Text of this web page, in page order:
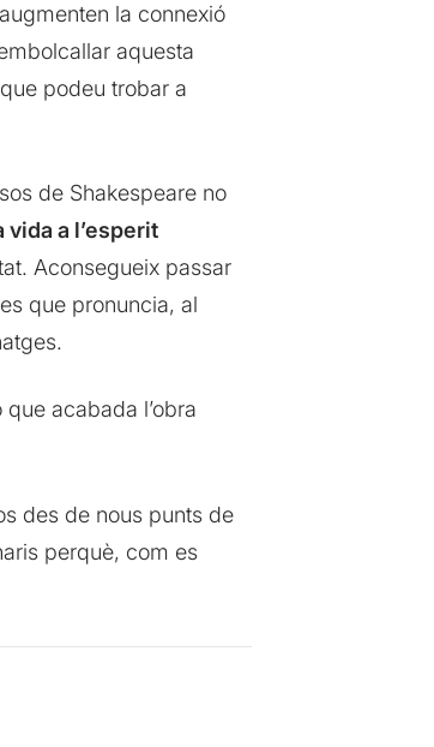
la connexió
aquesta
podeu trobar a
de Shakespeare no
a l’esperit
Aconsegueix passar
que pronuncia, al
acabada l’obra
des de nous punts de
perquè, com es